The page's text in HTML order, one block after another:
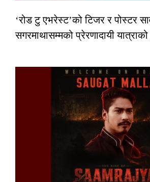
‘रोड टु एभरेस्ट’को टिजर र पोस्टर
सगरमाथासम्मको प्रेरणादायी